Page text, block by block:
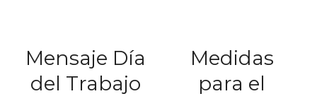
Mensaje Día
del Trabajo
Medidas
para el